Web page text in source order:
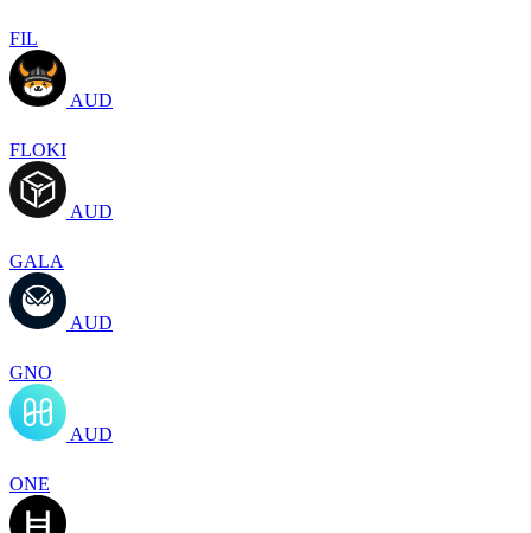
FIL
AUD
FLOKI
AUD
GALA
AUD
GNO
AUD
ONE